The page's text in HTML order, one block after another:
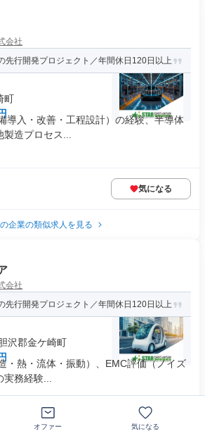
会社
先行開発プロジェクト／年間休日120日以上
町
導入・改善・工程設計）の経験、半導体
造プロセス...
気になる
企業の類似求人を見る
会社
先行開発プロジェクト／年間休日120日以上
沢郡金ケ崎町
・熱・流体・振動）、EMC評価（ノイズ
務経験...
気になる
オファー 気になる